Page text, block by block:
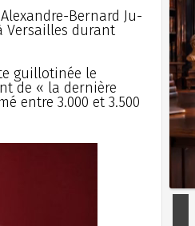
Bernard Ju-
Versailles durant
guillotinée le
de « la dernière
entre 3.000 et 3.500